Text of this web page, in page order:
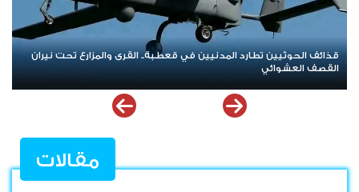
العصيان المدني الجنوبي.. صرخة شعبية مدوية في وجه الهيمنة
والوصاية وإعلان تمسّك الجنوب بحقه في تقرير مصيره
مقالات